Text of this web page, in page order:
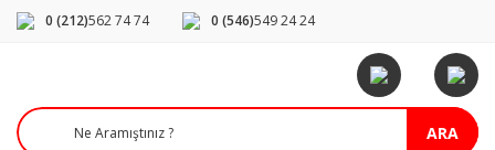
0 (212)562 74 74 0 (546)549 24 24
ARA